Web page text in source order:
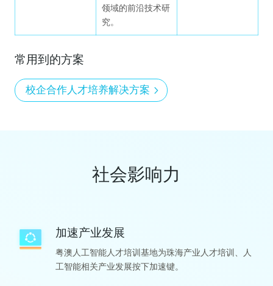
智聆口语评测解决方案
高校数据分析与智慧驾驶舱平台
K12智慧校园 校园IoT超级管家
高校智慧育人学工管理平台解决方案
领域的前沿技术研
究。
常用到的方案
校企合作人才培养解决方案
社会影响力
加速产业发展
粤澳人工智能人才培训基地为珠海产业人才培训、人
工智能相关产业发展按下加速键。